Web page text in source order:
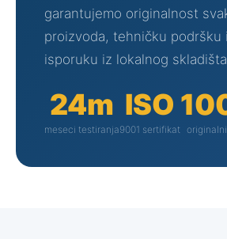
garantujemo originalnost
proizvoda, tehničku podršku
isporuku iz lokalnog
24m
meseci testiranja
ISO
9001 sertifikat